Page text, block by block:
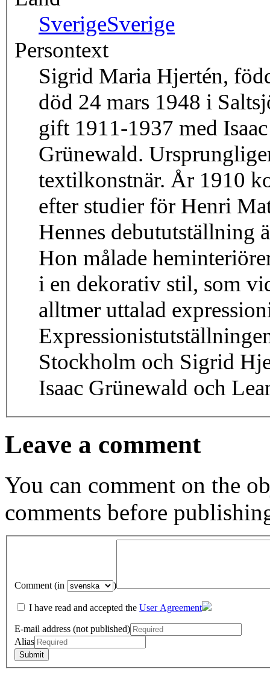
SverigeSverige
Persontext
Sigrid Maria Hjertén,
död 24 mars 1948 i
gift 1911-1937 med
Grünewald.
textilkonstnär. År 1910
efter studier för Henri
Hennes debututställning
Hon målade
i en dekorativ stil, som
alltmer uttalad
Stockholm och Sigrid
Isaac Grünewald och
Leave a comment
You can comment on the
comments before
Comment (in )
I have read and accepted the User Agreement
E-mail address (not published)
Alias